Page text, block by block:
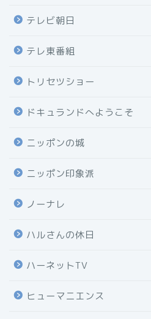
テレビ朝日
テレ東番組
トリセツショー
ドキュランドへようこそ
ニッポンの城
ニッポン印象派
ノーナレ
ハルさんの休日
ハーネットTV
ヒューマニエンス